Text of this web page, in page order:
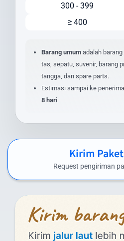
Jenis layanan yang dipilih
Nilai barang dan asuransi
Layanan tambahan yang dipilih
Untuk mendapatkan estimasi biaya
pengiriman Anda pada kalkulator
dapat menghubungi tim layanan
penawaran khusus pengiriman
Biaya Kirim Paket ke
Intrasia.id menawarkan biaya kirim
perkiraan tarif pengiriman paket
menggunakan layanan kami:
Layanan Udara (Express):
300 - 399
≥ 400
Barang umum adalah
tas, sepatu, suvenir, barang
tangga, dan spare parts.
Estimasi sampai ke
8 hari
Kirim
Request pengiriman